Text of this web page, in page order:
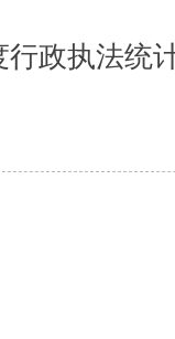
政执法统